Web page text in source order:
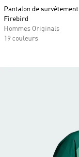
Pantalon de survêtement
Firebird
Hommes Originals
19 couleurs